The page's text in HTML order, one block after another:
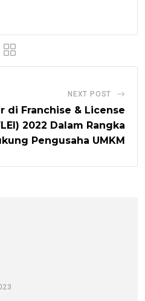
NEXT POST
di Franchise & License
2022 Dalam Rangka
Pengusaha UMKM